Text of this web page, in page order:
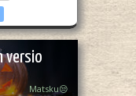
versio
Matsku😒